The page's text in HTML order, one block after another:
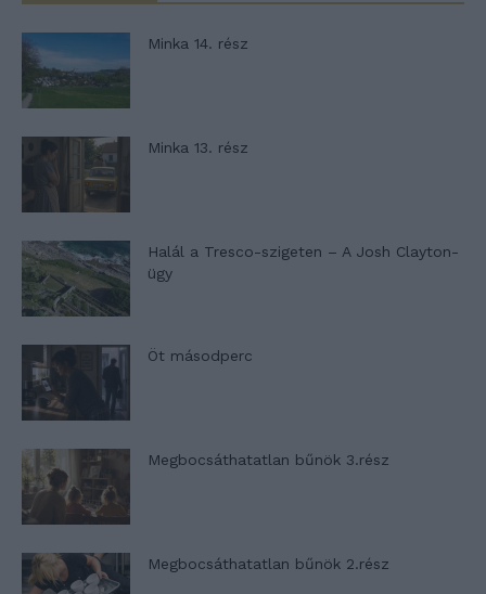
Minka 14. rész
Minka 13. rész
Halál a Tresco-szigeten – A Josh Clayton-
ügy
Öt másodperc
Megbocsáthatatlan bűnök 3.rész
Megbocsáthatatlan bűnök 2.rész